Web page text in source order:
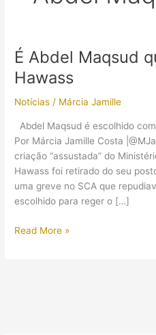
É Abdel Maqsud
Hawass
Notícias / Márcia Jamille
Abdel Maqsud é escolhido
Por Márcia Jamille Costa
criação “assustada” do
Hawass foi retirado do seu
uma greve no SCA que
escolhido para reger o […]
É
Read More »